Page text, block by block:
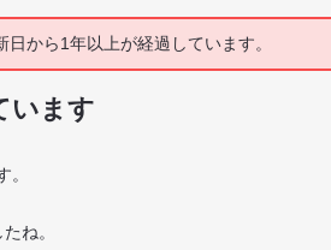
日から1年以上が経過しています。
います
。
ね。